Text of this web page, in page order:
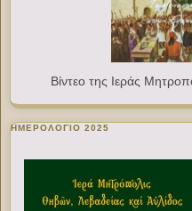
Βίντεο της Ιεράς
ΗΜΕΡΟΛΟΓΙΟ 2025